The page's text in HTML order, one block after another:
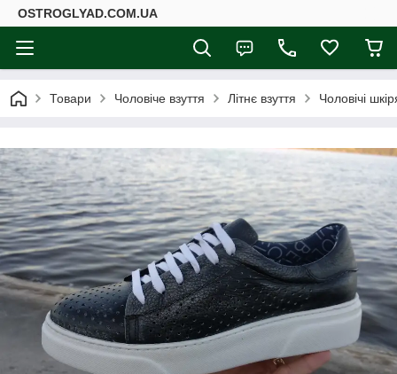
ОSTROGLYAD.СOM.UA
Товари Чоловіче взуття Літнє взуття Чоловічі